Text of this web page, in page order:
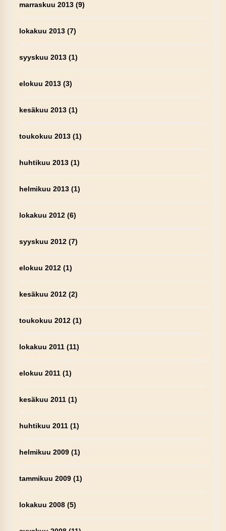
marraskuu 2013(9)
lokakuu 2013(7)
syyskuu 2013(1)
elokuu 2013(3)
kesäkuu 2013(1)
toukokuu 2013(1)
huhtikuu 2013(1)
helmikuu 2013(1)
lokakuu 2012(6)
syyskuu 2012(7)
elokuu 2012(1)
kesäkuu 2012(2)
toukokuu 2012(1)
lokakuu 2011(11)
elokuu 2011(1)
kesäkuu 2011(1)
huhtikuu 2011(1)
helmikuu 2009(1)
tammikuu 2009(1)
lokakuu 2008(5)